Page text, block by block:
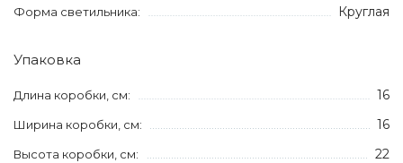
Форма светильника: Круглая
Упаковка
Длина коробки, см: 16
Ширина коробки, см: 16
Высота коробки, см: 22